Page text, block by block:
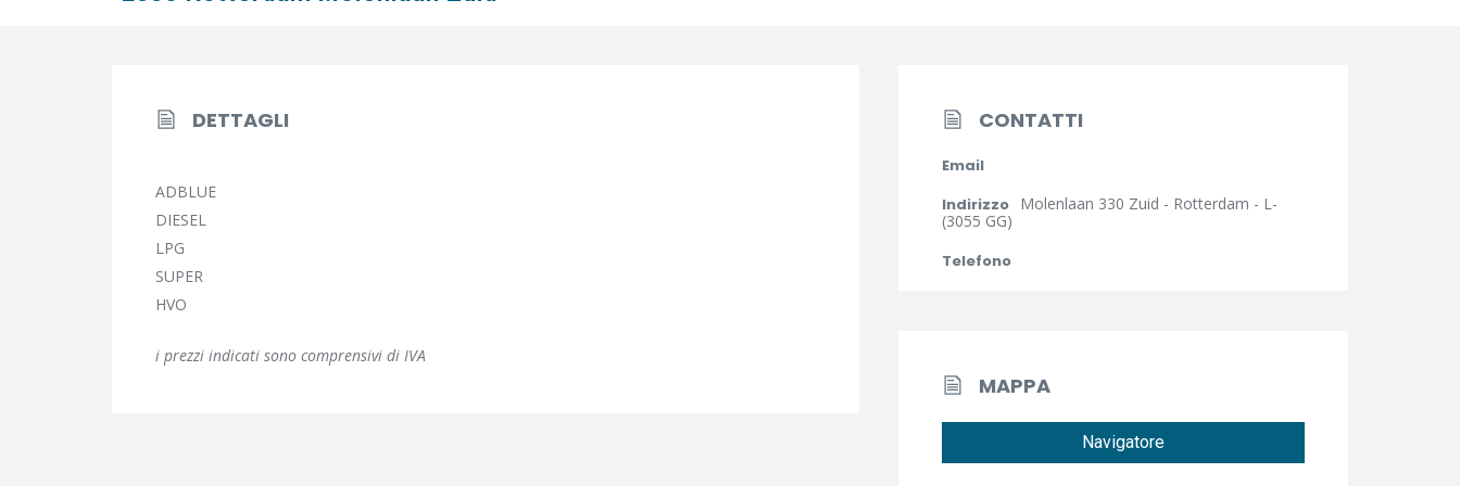
DETTAGLI
ADBLUE
DIESEL
LPG
SUPER
HVO
i prezzi indicati sono comprensivi di IVA
CONTATTI
Email
Indirizzo Molenlaan 330 Zuid - Rotterdam - L-
(3055 GG)
Telefono
MAPPA
Navigatore